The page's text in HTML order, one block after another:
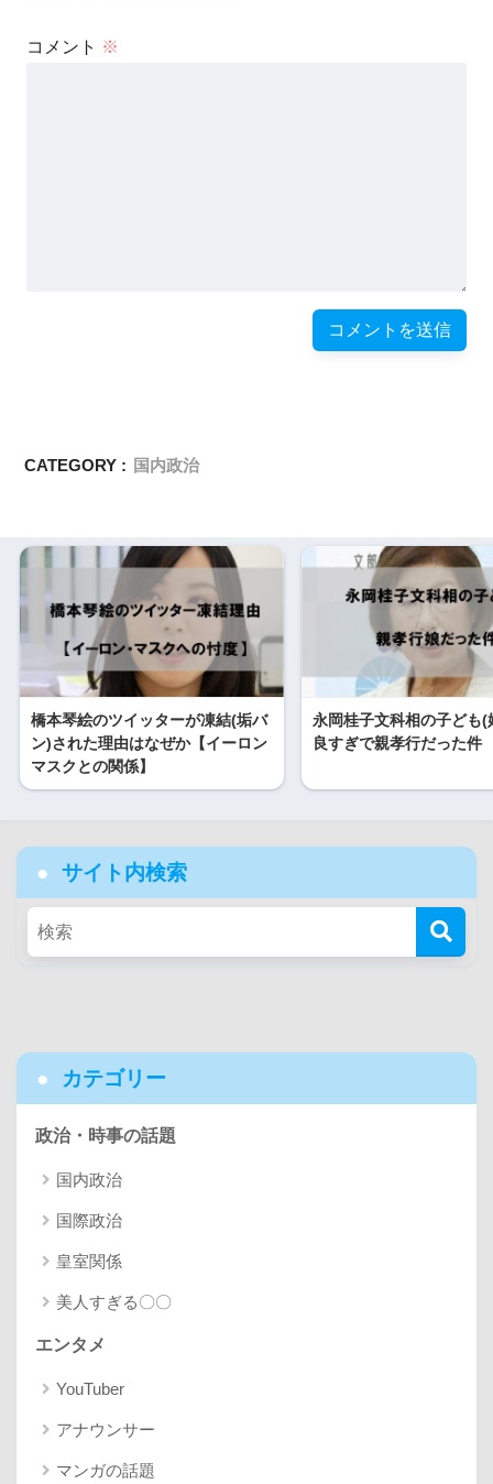
コメント ※
CATEGORY : 国内政治
橋本琴絵のツイッターが凍結(垢バ
ン)された理由はなぜか【イーロン
マスクとの関係】
永岡桂子文科相の子ども(
良すぎで親孝行だった件
サイト内検索
カテゴリー
政治・時事の話題
国内政治
国際政治
皇室関係
美人すぎる〇〇
エンタメ
YouTuber
アナウンサー
マンガの話題